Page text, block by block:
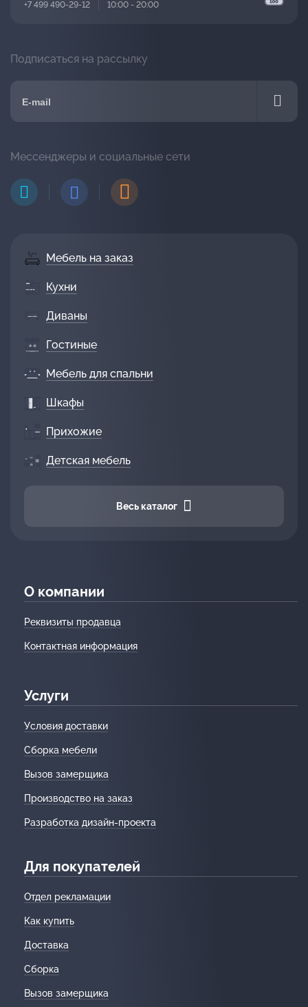
Мебель на заказ
Кухни
Диваны
Гостиные
Мебель для спальни
Шкафы
Прихожие
Детская мебель
Весь каталог
О компании
Реквизиты продавца
Контактная информация
Услуги
Условия доставки
Сборка мебели
Вызов замерщика
Производство на заказ
Разработка дизайн-проекта
Для покупателей
Отдел рекламации
Как купить
Доставка
Сборка
Вызов замерщика
+7 499 490-29-12 10:00 - 20:00
Подписаться на рассылку
Мессенджеры и социальные сети